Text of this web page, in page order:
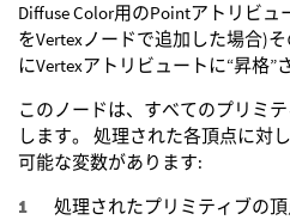
Diffuse Color用のPointアトリビュ
をVertexノードで追加した場合)
にVertexアトリビュートに“昇格”
このノードは、すべてのプリミ
します。 処理された各頂点に対
可能な変数があります:
処理されたプリミティブの